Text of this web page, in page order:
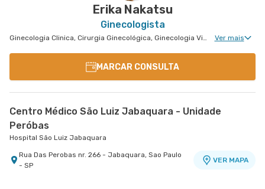
Erika Nakatsu
Ginecologista
Ginecologia Clinica, Cirurgia Ginecológica, Ginecologia Videohisteroscopia Ver mais
MARCAR CONSULTA
Centro Médico São Luiz Jabaquara - Unidade
Peróbas
Hospital São Luiz Jabaquara
Rua Das Perobas nr. 266 - Jabaquara, Sao Paulo
- SP
VER MAPA